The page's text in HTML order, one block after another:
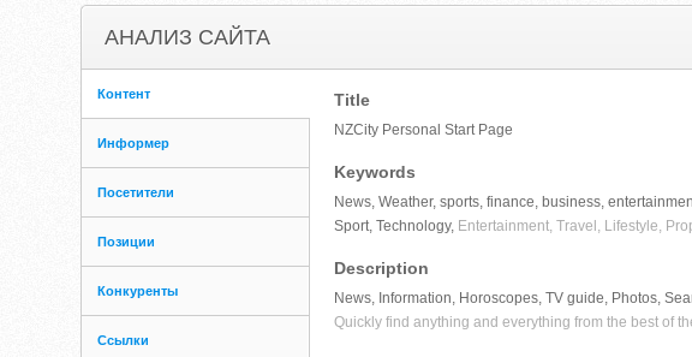
АНАЛИЗ САЙТА
Контент
Информер
Посетители
Позиции
Конкуренты
Ссылки
Title
NZCity Personal Start Page
Keywords
News, Weather, sports, finance, business,
Sport, Technology, Entertainment, Travel, Lifestyle,
Description
News, Information, Horoscopes, TV guide, Photos,
Quickly find anything and everything from the best of